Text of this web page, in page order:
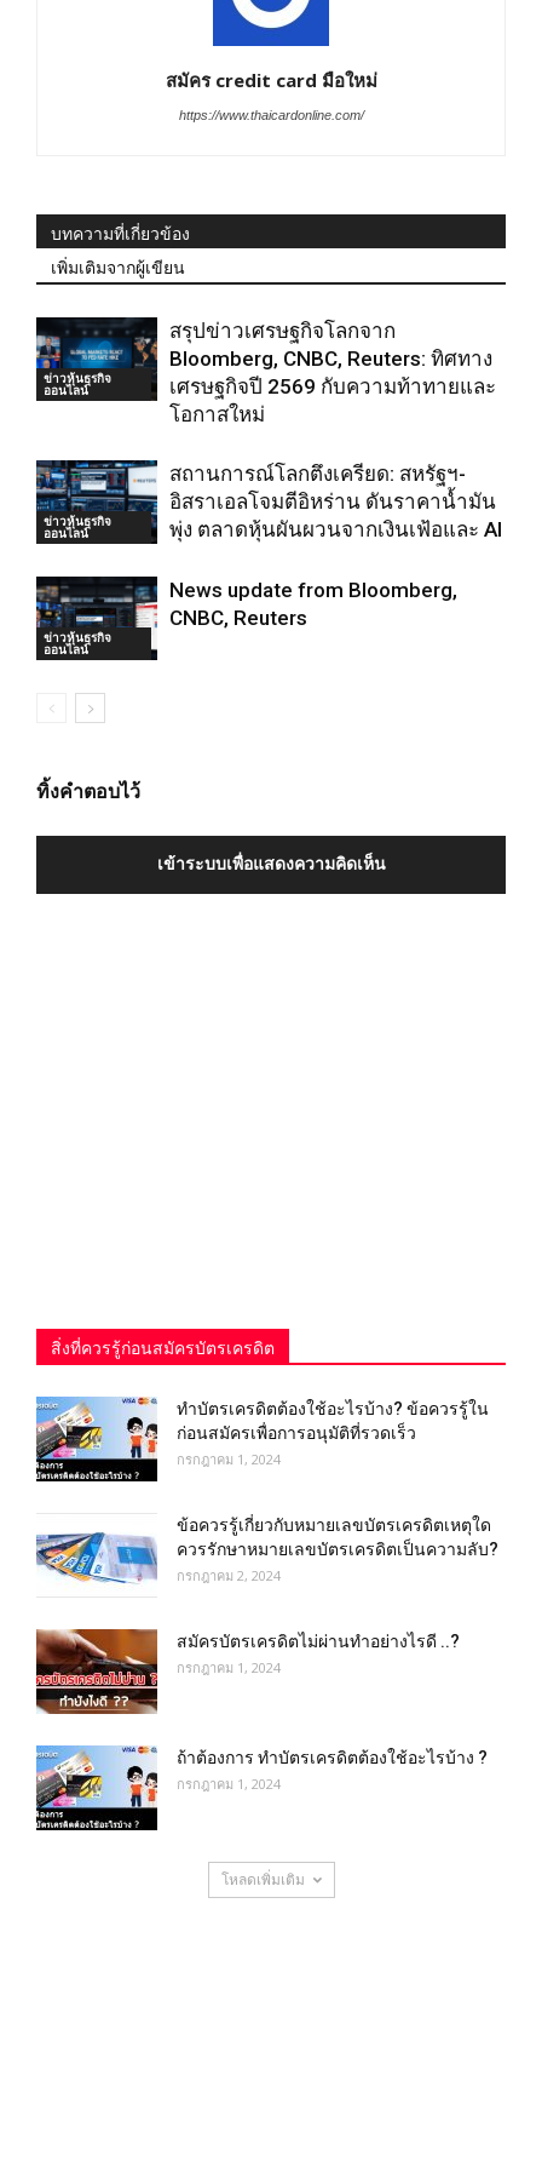
สมัคร credit card มือใหม่
https://www.thaicardonline.com/
บทความที่เกี่ยวข้อง
เพิ่มเติมจากผู้เขียน
ข่าวหุ้นธุรกิจ
ออนไลน์
สรุปข่าวเศรษฐกิจโลกจาก
Bloomberg, CNBC, Reuters: ทิศทาง
เศรษฐกิจปี 2569 กับความท้าทายและ
โอกาสใหม่
ข่าวหุ้นธุรกิจ
ออนไลน์
สถานการณ์โลกตึงเครียด: สหรัฐฯ-
อิสราเอลโจมตีอิหร่าน ดันราคาน้ำมัน
พุ่ง ตลาดหุ้นผันผวนจากเงินเฟ้อและ AI
ข่าวหุ้นธุรกิจ
ออนไลน์
News update from Bloomberg,
CNBC, Reuters
ทิ้งคำตอบไว้
เข้าระบบเพื่อแสดงความคิดเห็น
สิ่งที่ควรรู้ก่อนสมัครบัตรเครดิต
ทําบัตรเครดิตต้องใช้อะไรบ้าง? ข้อควรรู้ใน
ก่อนสมัครเพื่อการอนุมัติที่รวดเร็ว
กรกฎาคม 1, 2024
ข้อควรรู้เกี่ยวกับหมายเลขบัตรเครดิตเหตุใด
ควรรักษาหมายเลขบัตรเครดิตเป็นความลับ?
กรกฎาคม 2, 2024
สมัครบัตรเครดิตไม่ผ่านทำอย่างไรดี ..?
กรกฎาคม 1, 2024
ถ้าต้องการ ทําบัตรเครดิตต้องใช้อะไรบ้าง ?
กรกฎาคม 1, 2024
โหลดเพิ่มเติม